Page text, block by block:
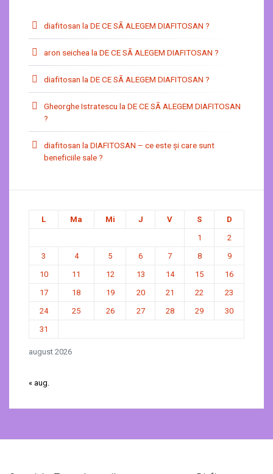
diafitosan la DE CE SÃ ALEGEM DIAFITOSAN ?
aron seichea la DE CE SÃ ALEGEM DIAFITOSAN ?
diafitosan la DE CE SÃ ALEGEM DIAFITOSAN ?
Gheorghe Istratescu la DE CE SÃ ALEGEM DIAFITOSAN
?
diafitosan la DIAFITOSAN – ce este şi care sunt
beneficiile sale ?
august 2026
L Ma Mi J V S
D
1
2
3
4 5 6 7 8
9
10
11 12 13 14 15
16
17
18 19 20 21 22
23
24
25 26 27 28 29
30
31
« aug.